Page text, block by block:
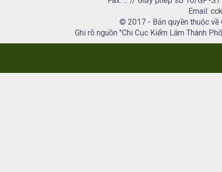
Email:
© 2017 - Bản quyền thuộc về
Ghi rõ nguồn "Chi Cục Kiểm Lâm Thành